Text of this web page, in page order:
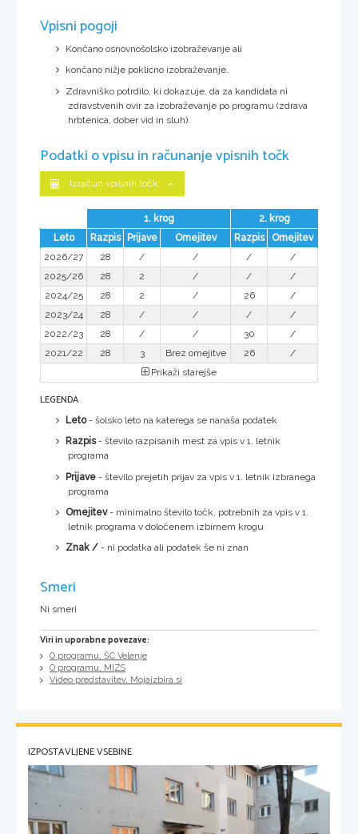
Vpisni pogoji
Končano osnovnošolsko izobraževanje ali
končano nižje poklicno izobraževanje.
Zdravniško potrdilo, ki dokazuje, da za kandidata ni
zdravstvenih ovir za izobraževanje po programu (zdrava
hrbtenica, dober vid in sluh).
Podatki o vpisu in računanje vpisnih točk
Izračun vpisnih točk
1. krog
2. krog
Leto
Razpis Prijave Omejitev Razpis
Omejitev
2026/27
28 / / /
/
2025/26
28 2 / /
/
2024/25
28 2 / 26
/
2023/24
28 / / /
/
2022/23
28 / / 30
/
2021/22
28 3 Brez omejitve 26
/
Prikaži starejše
LEGENDA
Leto- šolsko leto na katerega se nanaša podatek
Razpis- število razpisanih mest za vpis v 1. letnik
programa
Prijave - število prejetih prijav za vpis v 1. letnik izbranega
programa
Omejitev- minimalno število točk, potrebnih za vpis v 1.
letnik programa v določenem izbirnem krogu
Znak / - ni podatka ali podatek še ni znan
Smeri
Ni smeri
Viri in uporabne povezave:
O programu, ŠC Velenje
O programu, MIZS
Video predstavitev, Mojaizbira.si
IZPOSTAVLJENE VSEBINE